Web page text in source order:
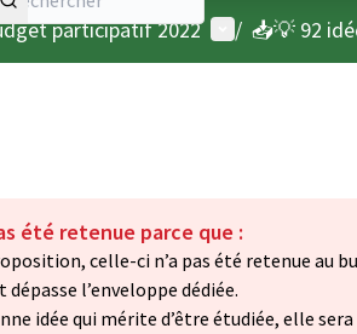
participatif 2022 Menu
/ 📥💡 92
été retenue parce que :
celle-ci n’a pas été retenue au
l’enveloppe dédiée.
idée qui mérite d’être étudiée, elle